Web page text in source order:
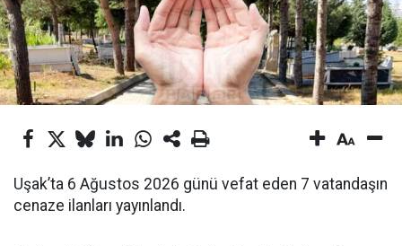
Uşak’ta 6 Ağustos 2026 günü vefat eden 7 vatandaşın
cenaze ilanları yayınlandı.